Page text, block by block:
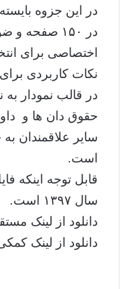
در این جزوه
در ۱۵۰
اختصاصی برای
در قالب نمودار به
حقوق دان ها و
سایر علاقمندان
است.
قابل توجه اینکه
سال ۱۳۹۷ است.
دانلود از لینک
دانلود از لینک